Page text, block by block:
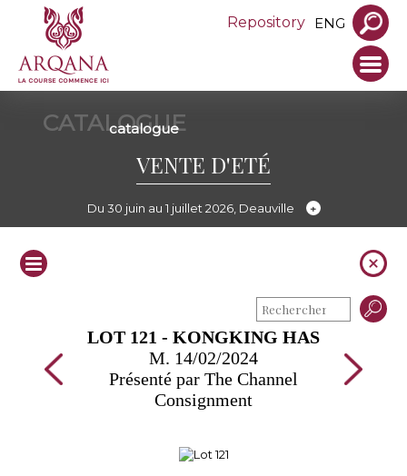
Repository ENG
CATALOGUE
catalogue
VENTE D'ETÉ
Du 30 juin au 1 juillet 2026, Deauville
LOT 121 - KONGKING HAS
M. 14/02/2024
Présenté par The Channel
Consignment